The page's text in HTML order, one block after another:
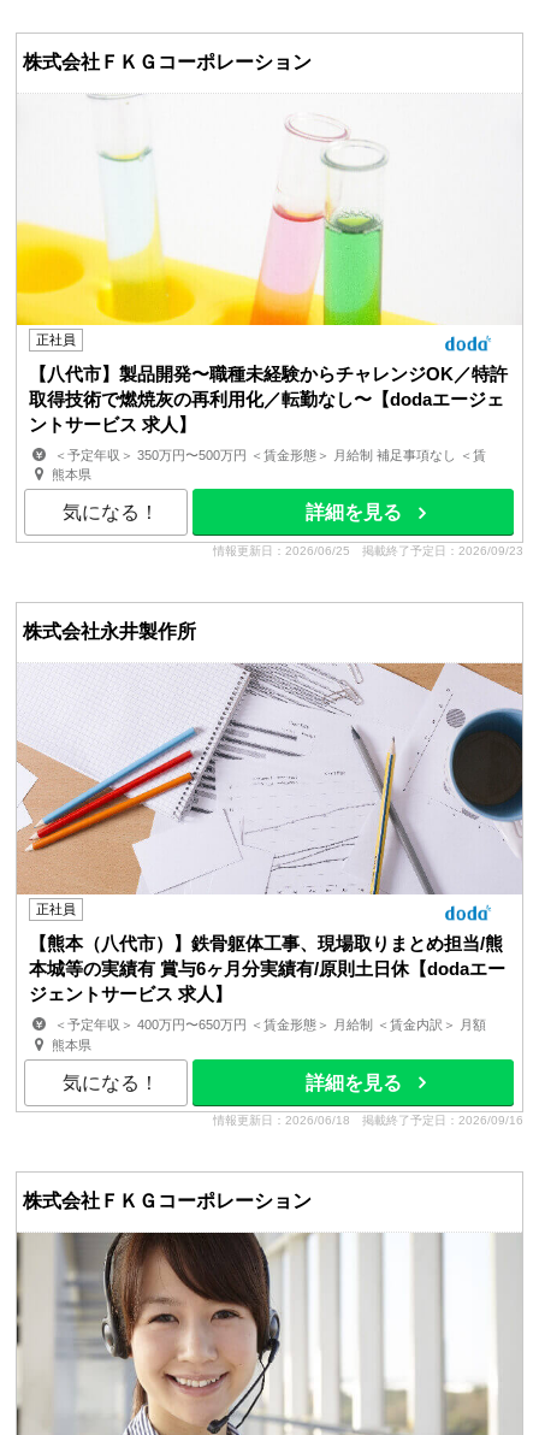
株式会社ＦＫＧコーポレーション
正社員
【八代市】製品開発〜職種未経験からチャレンジOK／特許
取得技術で燃焼灰の再利用化／転勤なし〜【dodaエージェ
ントサービス 求人】
＜予定年収＞ 350万円〜500万円 ＜賃金形態＞ 月給制 補足事項なし ＜賃
金内訳＞ 月額（基本給）：230,000円〜340,000円 ...
熊本県
気になる！ 詳細を見る
情報更新日：2026/06/25 掲載終了予定日：2026/09/23
株式会社永井製作所
正社員
【熊本（八代市）】鉄骨躯体工事、現場取りまとめ担当/熊
本城等の実績有 賞与6ヶ月分実績有/原則土日休【dodaエー
ジェントサービス 求人】
＜予定年収＞ 400万円〜650万円 ＜賃金形態＞ 月給制 ＜賃金内訳＞ 月額
（基本給）：190,000円〜240,000円 ＜月給＞ 1...
熊本県
気になる！ 詳細を見る
情報更新日：2026/06/18 掲載終了予定日：2026/09/16
株式会社ＦＫＧコーポレーション